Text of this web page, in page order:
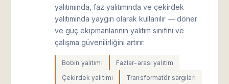
yalıtımında, faz yalıtımında ve çekirdek
yalıtımında yaygın olarak kullanılır — döner
ve güç ekipmanlarının yalıtım sınıfını ve
çalışma güvenilirliğini artırır.
Bobin yalıtımı
Fazlar-arası yalıtım
Çekirdek yalıtımı
Transformatör sargıları